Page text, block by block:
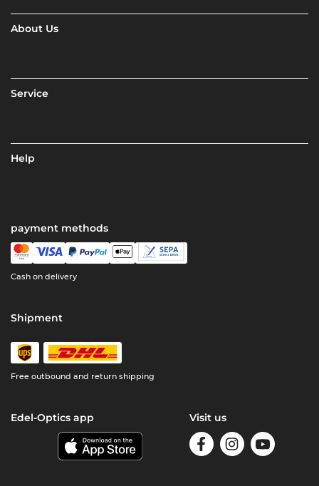
About Us
Service
Help
payment methods
Cash on delivery
Shipment
Free outbound and return shipping
Edel-Optics app Visit us